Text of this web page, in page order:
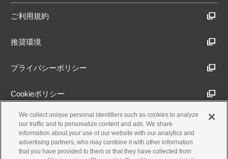
ご利用規約
推奨環境
プライバシーポリシー
Cookieポリシー
アクセシビリティ方針
古物営業法に基づく表示
We collect unique personal identifiers such as cookies to analyze
our traffic and to personalize content and ads. We share
information about your use of our website with our analytics and
advertising partners, who may combine it with other information
that you have provided to them or that they have collected from